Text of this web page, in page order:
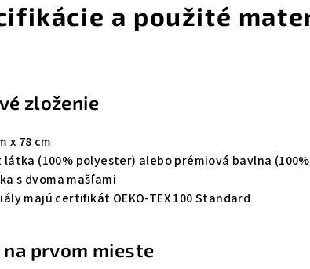
a použité
zloženie
x 78 cm
látka (100% polyester) alebo prémiová bavlna
s dvoma mašľami
majú certifikát OEKO-TEX 100 Standard
prvom mieste